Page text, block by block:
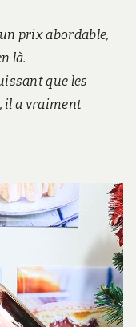
prix abordable,
là.
que les
, il a vraiment